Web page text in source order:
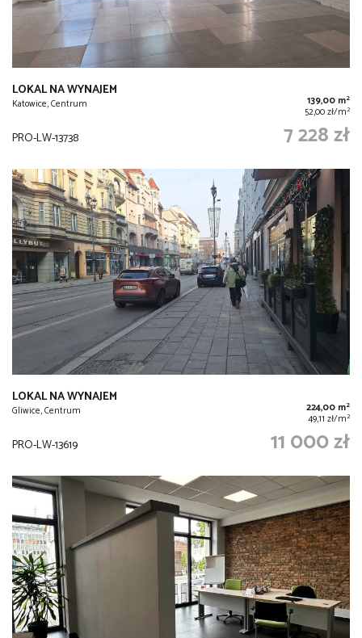
LOKAL NA WYNAJEM
Katowice, Centrum 139,00 m2
52,00 zł/m2
PRO-LW-13738 7 228 zł
LOKAL NA WYNAJEM
Gliwice, Centrum 224,00 m2
49,11 zł/m2
PRO-LW-13619 11 000 zł